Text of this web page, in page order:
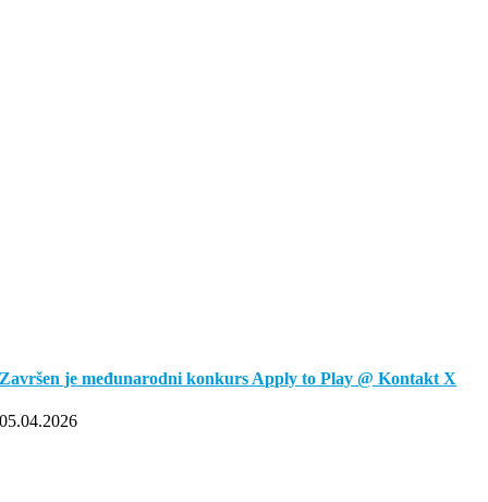
Završen je međunarodni konkurs Apply to Play @ Kontakt X
05.04.2026